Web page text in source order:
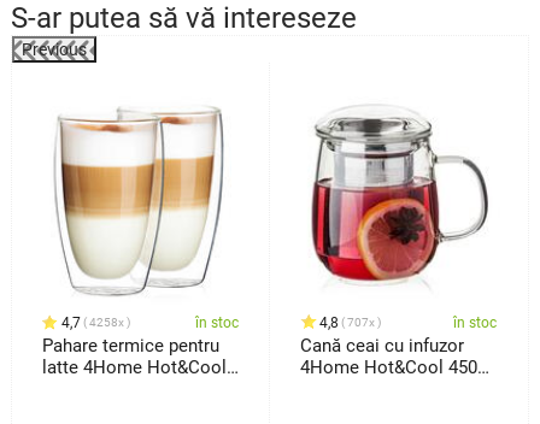
S-ar putea să vă intereseze
Previous
4,7 4258x în stoc
Pahare termice pentru
latte 4Home Hot&Cool
4,8 707x în stoc
Cană ceai cu infuzor
4Home Hot&Cool 450